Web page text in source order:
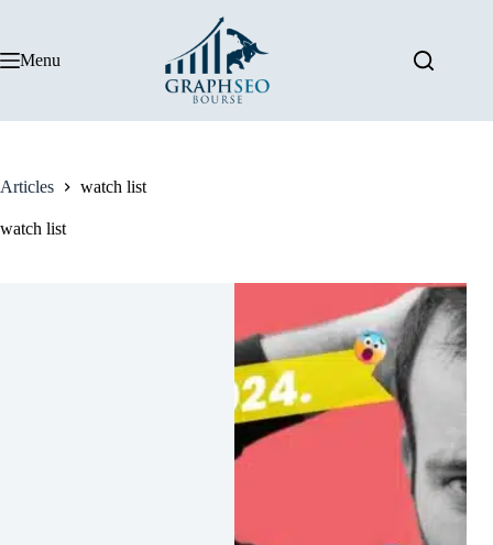
Menu
Articles watch list
watch list